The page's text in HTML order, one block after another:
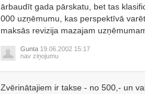
ārbaudīt gada pārskatu, bet tas
000 uzņēmumu, kas perspektīvā
maksās revizija mazajam
Gunta 19.06.2002 15:17
nav ziņojumu
Zvērinātajiem ir takse - no 500,- un